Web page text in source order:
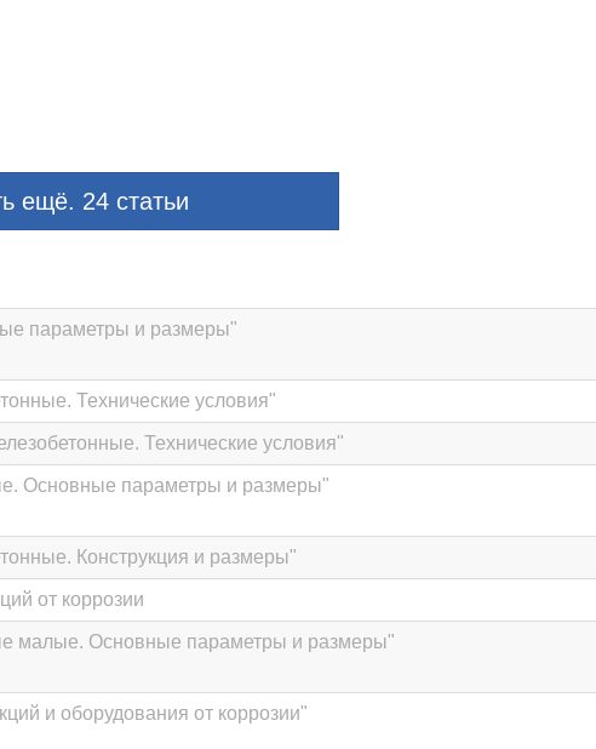
ещё. 24 статьи
параметры и размеры"
Технические условия"
Технические условия"
Основные параметры и размеры"
Конструкция и размеры"
от коррозии
малые. Основные параметры и размеры"
и оборудования от коррозии"